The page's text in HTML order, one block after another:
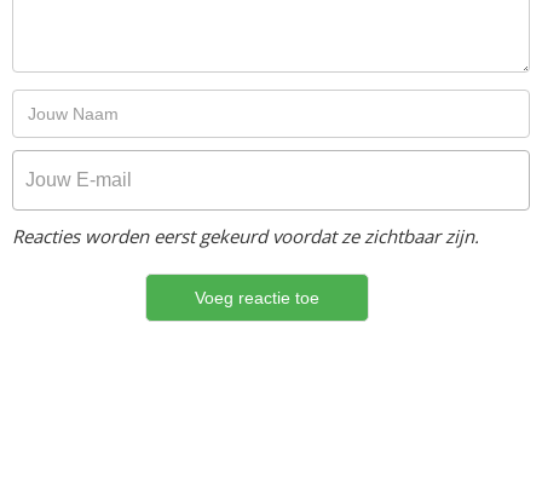
Reacties worden eerst gekeurd voordat ze zichtbaar zijn.